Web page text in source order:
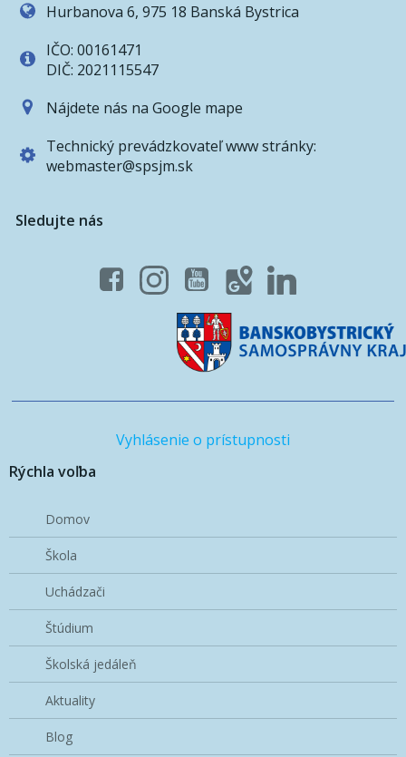
Hurbanova 6, 975 18 Banská Bystrica
IČO: 00161471
DIČ: 2021115547
Nájdete nás na Google mape
Technický prevádzkovateľ www stránky:
webmaster@spsjm.sk
Rýchla voľba
Domov
Škola
Uchádzači
Štúdium
Školská jedáleň
Aktuality
Blog
Sledujte nás
Vyhlásenie o prístupnosti